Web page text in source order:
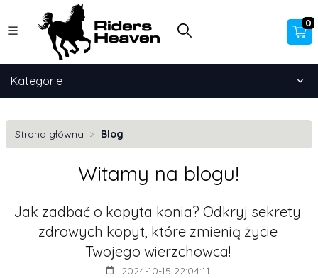
0
Kategorie
Strona główna Blog
Witamy na blogu!
Jak zadbać o kopyta konia? Odkryj sekrety
zdrowych kopyt, które zmienią życie
Twojego wierzchowca!
2024-10-15 22:04:11